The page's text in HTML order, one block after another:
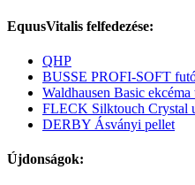
EquusVitalis felfedezése:
QHP
BUSSE PROFI-SOFT
Waldhausen Basic
FLECK Silktouch Crystal
DERBY Ásványi pellet
Újdonságok: